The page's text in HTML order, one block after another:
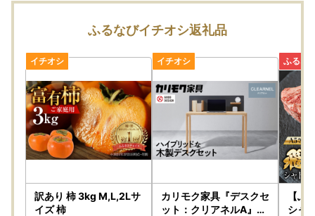
ふるなびイチオシ返礼品
訳あり 柿 3kg M,L,2Lサ
イズ 柿
カリモク家具『デスクセ
ット：クリアネルA』S
【ふ
シャ